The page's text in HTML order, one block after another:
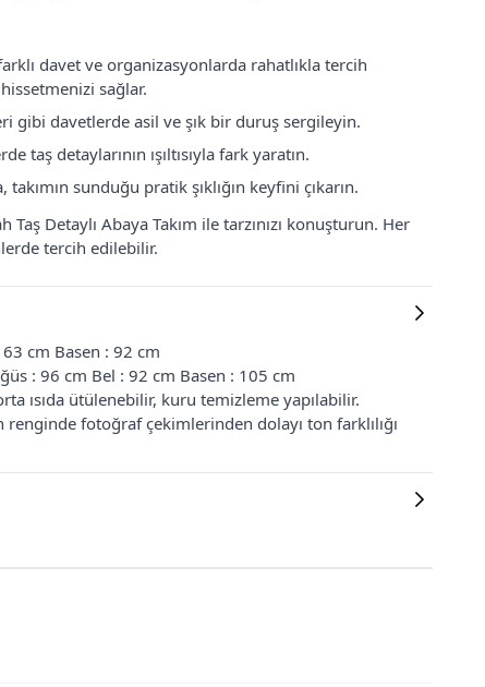
davet ve organizasyonlarda rahatlıkla tercih
sağlar.
gibi davetlerde asil ve şık bir duruş sergileyin.
detaylarının ışıltısıyla fark yaratın.
sunduğu pratik şıklığın keyfini çıkarın.
Detaylı Abaya Takım ile tarzınızı konuşturun. Her
tercih edilebilir.
cm Basen : 92 cm
: 96 cm Bel : 92 cm Basen : 105 cm
ısıda ütülenebilir, kuru temizleme yapılabilir.
fotoğraf çekimlerinden dolayı ton farklılığı